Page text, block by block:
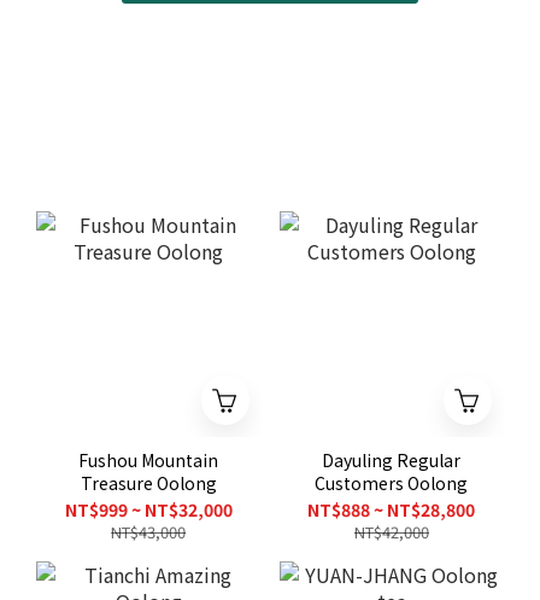
Fushou Mountain
Treasure Oolong
NT$999 ~ NT$32,000
NT$43,000
Dayuling Regular
Customers Oolong
NT$888 ~ NT$28,800
NT$42,000